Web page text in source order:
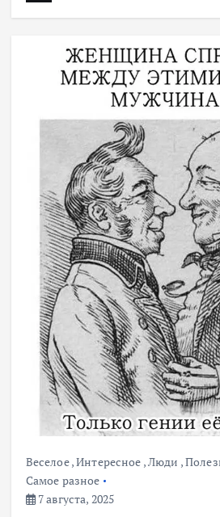
Веселое,Интересное ,Люди ,
Самое разное
7 августа, 2025